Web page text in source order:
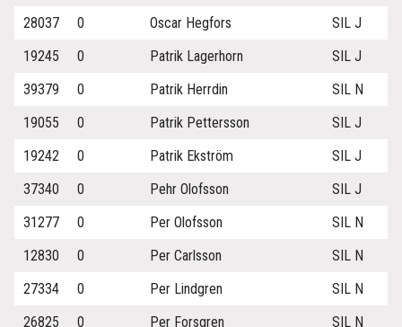
28037
0 Oscar Hegfors
SIL J
19245
0 Patrik Lagerhorn
SIL J
39379
0 Patrik Herrdin
SIL N
19055
0 Patrik Pettersson
SIL J
19242
0 Patrik Ekström
SIL J
37340
0 Pehr Olofsson
SIL J
31277
0 Per Olofsson
SIL N
12830
0 Per Carlsson
SIL N
27334
0 Per Lindgren
SIL N
26825
0 Per Forsgren
SIL N